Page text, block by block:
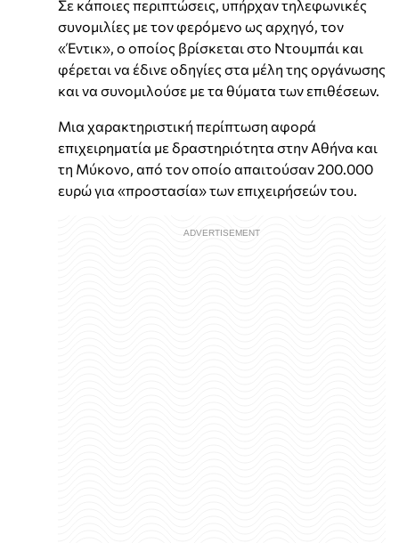
Σε κάποιες περιπτώσεις, υπήρχαν τηλεφωνικές
συνομιλίες με τον φερόμενο ως αρχηγό, τον
«Έντικ», ο οποίος βρίσκεται στο Ντουμπάι και
φέρεται να έδινε οδηγίες στα μέλη της οργάνωσης
και να συνομιλούσε με τα θύματα των επιθέσεων.
Μια χαρακτηριστική περίπτωση αφορά
επιχειρηματία με δραστηριότητα στην Αθήνα και
τη Μύκονο, από τον οποίο απαιτούσαν 200.000
ευρώ για «προστασία» των επιχειρήσεών του.